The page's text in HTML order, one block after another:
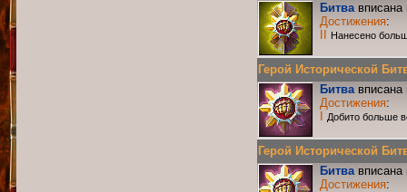
Битвавписана
Достижения:
Нанесено
Герой Исторической
Битвавписана
Достижения:
Добито больше
Герой Исторической
Битвавписана
Достижения: